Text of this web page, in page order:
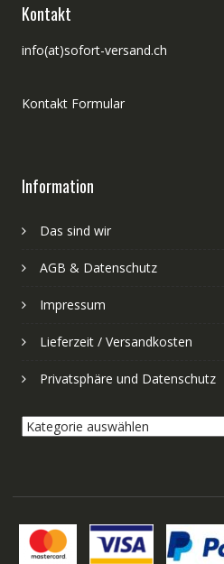
Kontakt
info(at)sofort-versand.ch
Kontakt Formular
Information
Das sind wir
AGB & Datenschutz
Impressum
Lieferzeit / Versandkosten
Privatsphäre und Datenschutz
Kategorie